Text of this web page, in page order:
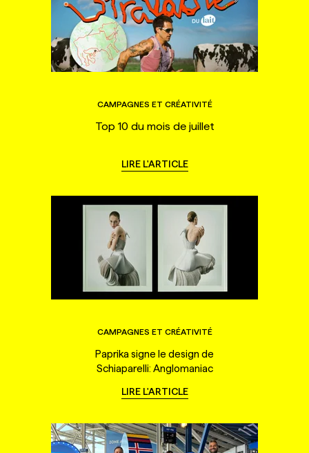
CAMPAGNES ET CRÉATIVITÉ
Top 10 du mois de juillet
LIRE L'ARTICLE
CAMPAGNES ET CRÉATIVITÉ
Paprika signe le design de
Schiaparelli: Anglomaniac
LIRE L'ARTICLE